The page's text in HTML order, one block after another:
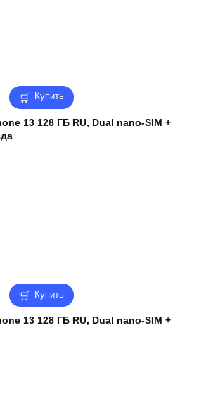
Купить
13 128 ГБ RU, Dual nano-SIM +
Купить
13 128 ГБ RU, Dual nano-SIM +